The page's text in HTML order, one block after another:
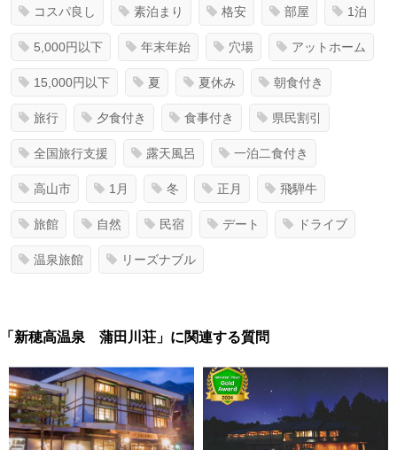
コスパ良し 素泊まり 格安 部屋 1泊
5,000円以下 年末年始 穴場 アットホーム
15,000円以下 夏 夏休み 朝食付き
旅行 夕食付き 食事付き 県民割引
全国旅行支援 露天風呂 一泊二食付き
高山市 1月 冬 正月 飛騨牛
旅館 自然 民宿 デート ドライブ
温泉旅館 リーズナブル
「新穂高温泉 蒲田川荘」に関連する質問